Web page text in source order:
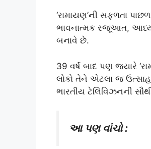
‘રામાયણ’ની સફળતા
ભાવનાત્મક રજૂઆત,
બનાવે છે.
39 વર્ષ બાદ પણ જ્યારે
લોકો તેને એટલા જ
ભારતીય ટેલિવિઝનની
આ પણ વાંચો :